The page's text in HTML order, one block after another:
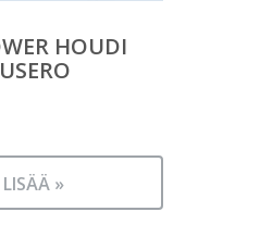
HOUDI
LISÄÄ »